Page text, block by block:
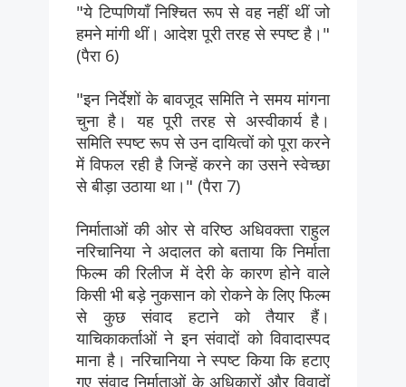
"ये टिप्पणियाँ निश्चित रूप से वह नहीं थीं जो
हमने मांगी थीं। आदेश पूरी तरह से स्पष्ट है।"
(पैरा 6)
"इन निर्देशों के बावजूद समिति ने समय मांगना
चुना है। यह पूरी तरह से अस्वीकार्य है।
समिति स्पष्ट रूप से उन दायित्वों को पूरा करने
में विफल रही है जिन्हें करने का उसने स्वेच्छा
से बीड़ा उठाया था।" (पैरा 7)
निर्माताओं की ओर से वरिष्ठ अधिवक्ता राहुल
नरिचानिया ने अदालत को बताया कि निर्माता
फिल्म की रिलीज में देरी के कारण होने वाले
किसी भी बड़े नुकसान को रोकने के लिए फिल्म
से कुछ संवाद हटाने को तैयार हैं।
याचिकाकर्ताओं ने इन संवादों को विवादास्पद
माना है। नरिचानिया ने स्पष्ट किया कि हटाए
गए संवाद निर्माताओं के अधिकारों और विवादों